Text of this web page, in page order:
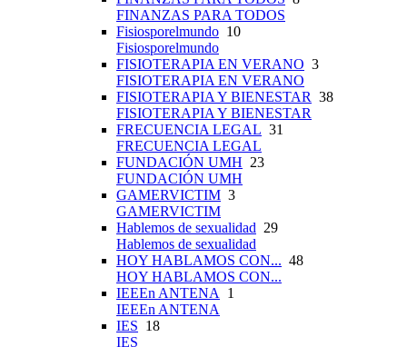
FINANZAS PARA TODOS
Fisiosporelmundo 10
Fisiosporelmundo
FISIOTERAPIA EN VERANO 3
FISIOTERAPIA EN VERANO
FISIOTERAPIA Y BIENESTAR 38
FISIOTERAPIA Y BIENESTAR
FRECUENCIA LEGAL 31
FRECUENCIA LEGAL
FUNDACIÓN UMH 23
FUNDACIÓN UMH
GAMERVICTIM 3
GAMERVICTIM
Hablemos de sexualidad 29
Hablemos de sexualidad
HOY HABLAMOS CON... 48
HOY HABLAMOS CON...
IEEEn ANTENA
1
IEEEn ANTENA
IES 18
IES